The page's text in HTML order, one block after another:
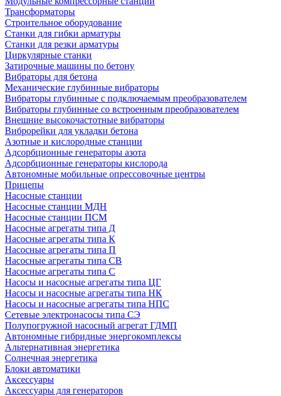
Трансформаторы
Строительное оборудование
Станки для гибки арматуры
Станки для резки арматуры
Циркулярные станки
Затирочные машины по бетону
Вибраторы для бетона
Механические глубинные вибраторы
Вибраторы глубинные с подключаемым преобразователем
Вибраторы глубинные со встроенным преобразователем
Внешние высокочастотные вибраторы
Виброрейки для укладки бетона
Азотные и кислородные станции
Адсорбционные генераторы азота
Адсорбционные генераторы кислорода
Автономные мобильные опрессовочные центры
Прицепы
Насосные станции
Насосные станции МДН
Насосные станции ПСМ
Насосные агрегаты типа Д
Насосные агрегаты типа К
Насосные агрегаты типа П
Насосные агрегаты типа СВ
Насосные агрегаты типа С
Насосы и насосные агрегаты типа ЦГ
Насосы и насосные агрегаты типа НК
Насосы и насосные агрегаты типа НПС
Сетевые электронасосы типа СЭ
Полупогружной насосный агрегат ГДМП
Автономные гибридные энергокомплексы
Альтернативная энергетика
Солнечная энергетика
Блоки автоматики
Аксессуары
Аксессуары для генераторов